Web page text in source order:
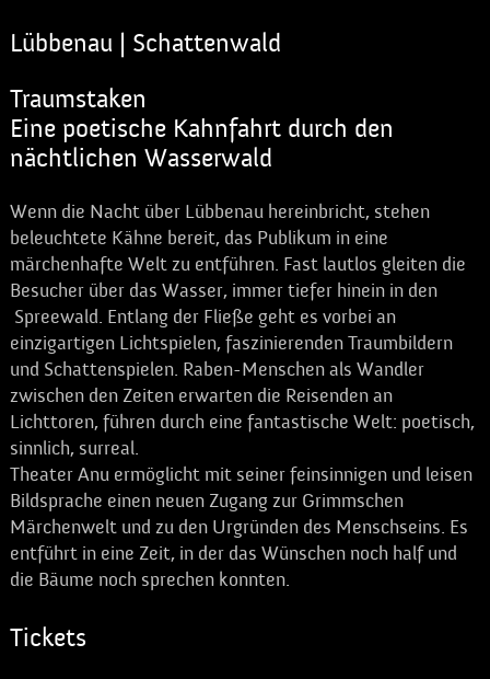
Lübbenau | Schattenwald
Traumstaken
Eine poetische Kahnfahrt durch den
nächtlichen Wasserwald
Wenn die Nacht über Lübbenau hereinbricht, stehen
beleuchtete Kähne bereit, das Publikum in eine
märchenhafte Welt zu entführen. Fast lautlos gleiten die
Besucher über das Wasser, immer tiefer hinein in den
Spreewald. Entlang der Fließe geht es vorbei an
einzigartigen Lichtspielen, faszinierenden Traumbildern
und Schattenspielen. Raben-Menschen als Wandler
zwischen den Zeiten erwarten die Reisenden an
Lichttoren, führen durch eine fantastische Welt: poetisch,
sinnlich, surreal.
Theater Anu ermöglicht mit seiner feinsinnigen und leisen
Bildsprache einen neuen Zugang zur Grimmschen
Märchenwelt und zu den Urgründen des Menschseins. Es
entführt in eine Zeit, in der das Wünschen noch half und
die Bäume noch sprechen konnten.
Tickets